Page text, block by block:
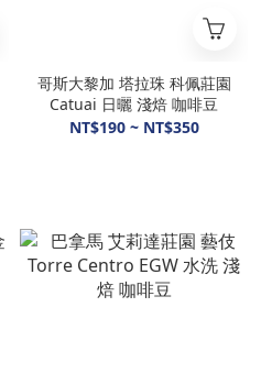
哥斯大黎加 塔拉珠 科佩莊園
Catuai 日曬 淺焙 咖啡豆
NT$190 ~ NT$350